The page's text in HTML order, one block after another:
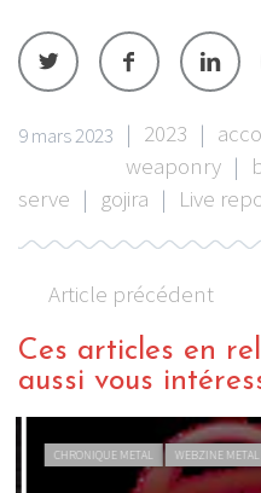
9 mars 2023 | 2023 |
weaponry |
serve | gojira | Live
Article précédent
Ces articles en
aussi vous
CHRONIQUE METAL WEBZINE METAL